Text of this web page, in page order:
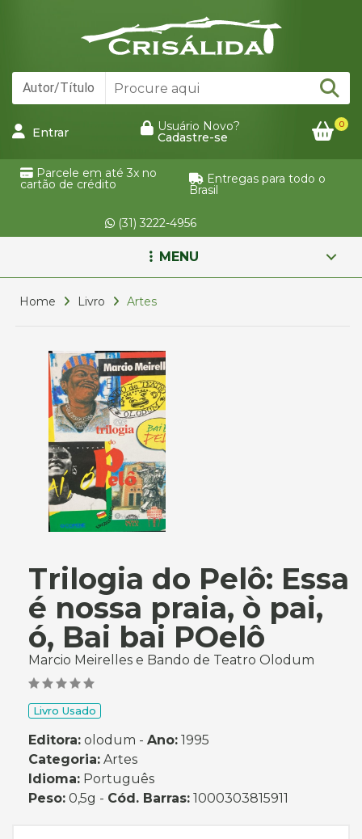
Entrar Usuário Novo?
Cadastre-se
0
Parcele em até 3x no
cartão de crédito Entregas para todo o
Brasil
(31) 3222-4956
MENU
Home Livro Artes
Trilogia do Pelô: Essa
é nossa praia, ò pai,
ó, Bai bai POelô
Marcio Meirelles e Bando de Teatro Olodum
Livro Usado
Editora: olodum - Ano: 1995
Categoria: Artes
Idioma: Português
Peso: 0,5g - Cód. Barras: 1000303815911